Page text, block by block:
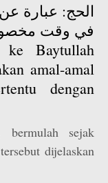
الحج: عبارة
في وقت
ke Baytullah
amal-amal
dengan
bermulah sejak
dijelaskan